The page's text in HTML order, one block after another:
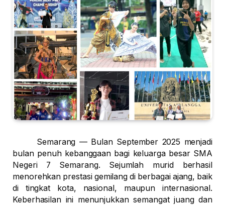
Semarang — Bulan September 2025 menjadi
bulan penuh kebanggaan bagi keluarga besar SMA
Negeri 7 Semarang. Sejumlah murid berhasil
menorehkan prestasi gemilang di berbagai ajang, baik
di tingkat kota, nasional, maupun internasional.
Keberhasilan ini menunjukkan semangat juang dan